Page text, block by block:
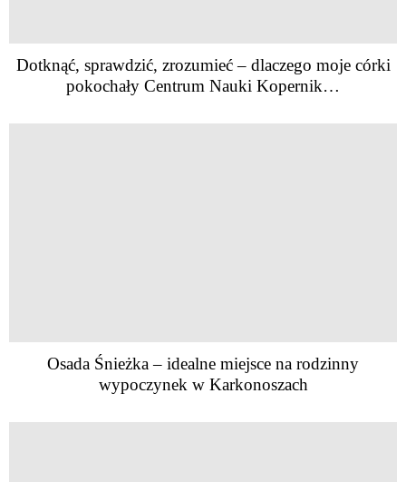
Dotknąć, sprawdzić, zrozumieć – dlaczego moje córki
pokochały Centrum Nauki Kopernik…
Osada Śnieżka – idealne miejsce na rodzinny
wypoczynek w Karkonoszach